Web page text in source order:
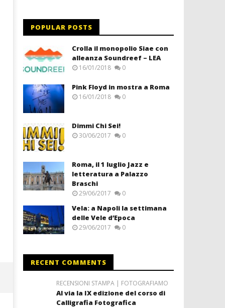
POPULAR POSTS
Crolla il monopolio Siae con
alleanza Soundreef – LEA
16/01/2018 0
Pink Floyd in mostra a Roma
16/01/2018 0
Dimmi Chi Sei!
30/06/2017 0
Roma, il 1 luglio Jazz e
letteratura a Palazzo
Braschi
29/06/2017 0
Vela: a Napoli la settimana
delle Vele d’Epoca
29/06/2017 0
RECENT COMMENTS
RECENSIONI STAMPA | FOTOGRAFIAMO
Al via la IX edizione del corso di
Calligrafia Fotografica